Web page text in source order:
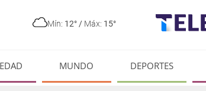
Mín: 12° / Máx: 15°
MUNDO DEPORTES